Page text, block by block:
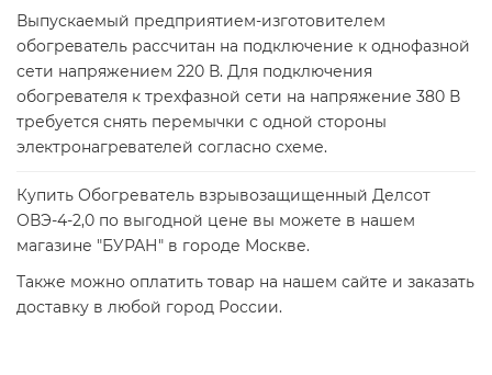
Выпускаемый предприятием-изготовителем
oбoгрeвaтeль рассчитан на подключение к однофазной
сети напряжением 220 В. Для подключения
oбoгрeвaтeля к трехфазной сети на напряжение 380 В
требуется снять перемычки с одной стороны
элeктрoнaгрeвaтeлей согласно схеме.
Купить Обогреватель взрывозащищенный Делсот
ОВЭ-4-2,0 по выгодной цене вы можете в нашем
магазине "БУРАН" в городе Москве.
Также можно оплатить товар на нашем сайте и заказать
доставку в любой город России.